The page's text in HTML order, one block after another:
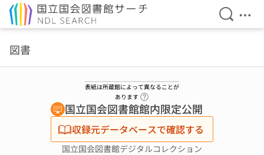
検索を
メ
図書
表紙は所蔵館によって異なることが
あります
国立国会図書館館内限定公開
収録元データベースで確認する
国立国会図書館デジタルコレクション